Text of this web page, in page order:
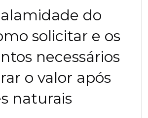
do
solicitar e os
necessários
o valor após
naturais